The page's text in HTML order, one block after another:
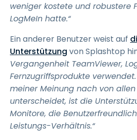
weniger kostete und robustere
LogMeIn hatte.“
Ein anderer Benutzer weist auf
Unterstützung von Splashtop
Vergangenheit TeamViewer,
Fernzugriffsprodukte
meiner Meinung nach von
unterscheidet, ist die
Monitore, die
Leistungs-Verhältnis.“